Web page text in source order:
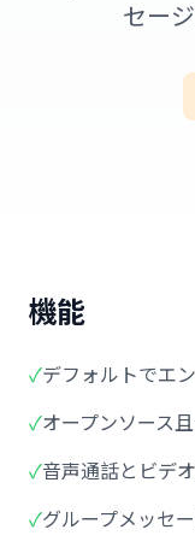
セー
機能
✓デフォルトでエ
✓オープンソース
✓音声通話とビデ
✓グループメッセ